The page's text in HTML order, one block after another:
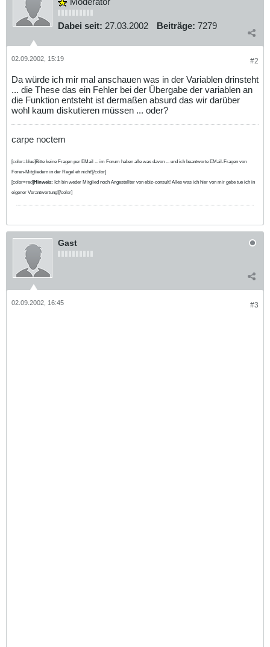
Dabei seit: 27.03.2002 Beiträge: 7279
#2
02.09.2002, 15:19
Da würde ich mir mal anschauen was in der Variablen drinsteht
... die These das ein Fehler bei der Übergabe der variablen an
die Funktion entsteht ist dermaßen absurd das wir darüber
wohl kaum diskutieren müssen ... oder?
carpe noctem
[color=blue]Bitte keine Fragen per EMail ... im Forum haben alle was davon ... und ich beantworte EMail-Fragen von
Foren-Mitgliedern in der Regel eh nicht![/color]
[color=red] Hinweis: Ich bin weder Mitglied noch Angestellter von ebiz-consult! Alles was ich hier von mir gebe tue ich in
eigener Verantwortung![/color]
Gast
#3
02.09.2002, 16:45